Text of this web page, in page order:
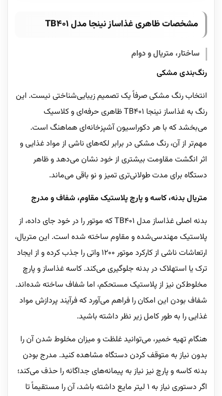
مشخصات ظاهری غذاساز نینجا مدل TB401
ساختار، متریال و دوام
رنگ‌بندی مشکی
انتخاب رنگ مشکی صرفاً یک تصمیم زیبایی‌شناختی نیست. این
رنگ به غذاساز نینجا TB401 ظاهری حرفه‌ای و کلاسیک
می‌بخشد که با هر دکوراسیون آشپزخانه‌ای هماهنگ است.
مهم‌تر از آن، رنگ مشکی در برابر لکه‌های ناشی از مواد غذایی و
اثر انگشت مقاومت بیشتری از خود نشان می‌دهد و ظاهر
دستگاه برای مدت طولانی‌تری تمیز و نو باقی می‌ماند.
متریال بدنه، کاسه و پارچ پلاستیک مقاوم، شفاف و مدرج
بدنه اصلی غذاساز مدل TB401 که موتور را در خود جای داده، از
پلاستیک مهندسی‌شده و مقاوم ساخته شده است. این متریال،
ارتعاشات ناشی از کارکرد موتور ۱۲۰۰ واتی را جذب کرده و از ایجاد
ترک یا استهلاک در بدنه جلوگیری می‌کند. کاسه غذاساز و پارچ
مخلوط‌کن نیز از پلاستیک مستحکم، اما شفاف ساخته شده‌اند.
شفاف بودن این امکان را فراهم می‌آورد که فرآیند پردازش مواد
غذایی را به طور کامل زیر نظر داشته باشید.
هنگام تهیه خمیر، می‌توانید غلظت و میزان مخلوط شدن آن را
بدون نیاز به متوقف کردن دستگاه مشاهده کنید. مدرج بودن
بدنه کاسه و پارچ نیز نیاز به پیمانه‌های جداگانه را حذف می‌کند؛
اگر دستوری نیاز به ۱ لیتر مایع داشته باشد، آن را مستقیماً تا